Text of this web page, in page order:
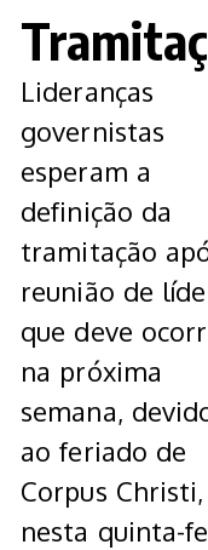
Lideranças
governistas
esperam a
definição da
tramitação
reunião de
que deve
na próxima
semana,
ao feriado de
Corpus Christi,
nesta quinta-